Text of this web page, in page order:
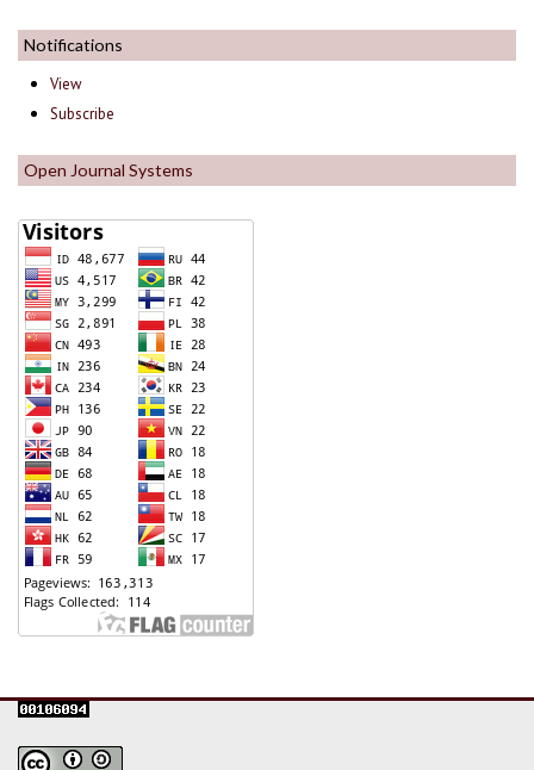
Notifications
View
Subscribe
Open Journal Systems